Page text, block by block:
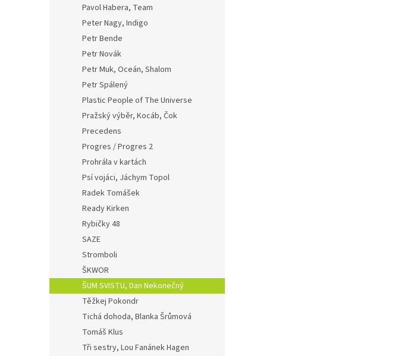
Pavol Habera, Team
Peter Nagy, Indigo
Petr Bende
Petr Novák
Petr Muk, Oceán, Shalom
Petr Spálený
Plastic People of The Universe
Pražský výběr, Kocáb, Čok
Precedens
Progres / Progres 2
Prohrála v kartách
Psí vojáci, Jáchym Topol
Radek Tomášek
Ready Kirken
Rybičky 48
SAZE
Stromboli
ŠKWOR
ŠUM SVISTU, Dan Nekonečný
Těžkej Pokondr
Tichá dohoda, Blanka Šrůmová
Tomáš Klus
Tři sestry, Lou Fanánek Hagen